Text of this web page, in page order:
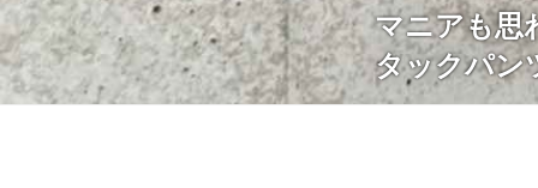
マニアも思
タックパン